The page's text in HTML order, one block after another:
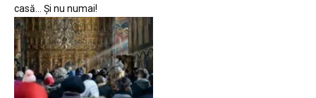
casă… Și nu numai!